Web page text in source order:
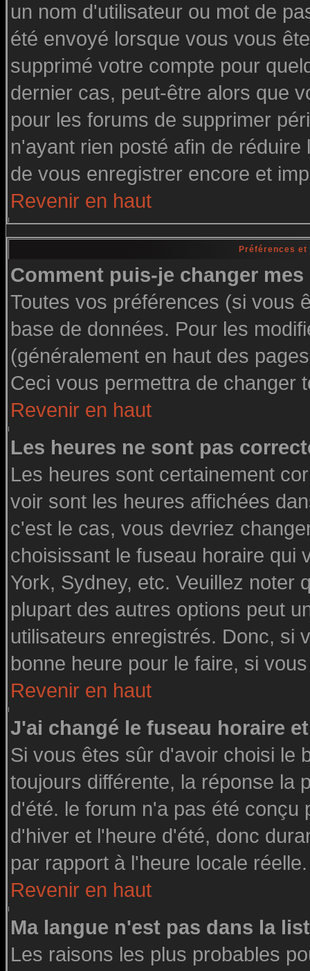
un nom d'utilisateur ou mot de
été envoyé lorsque vous vous
supprimé votre compte pour
dernier cas, peut-être alors que
pour les forums de supprimer
n'ayant rien posté afin de
de vous enregistrer encore et
Revenir en haut
Préférences
Comment puis-je changer
Toutes vos préférences (si vous
base de données. Pour les
(généralement en haut des
Ceci vous permettra de changer
Revenir en haut
Les heures ne sont pas
Les heures sont certainement
voir sont les heures affichées
c'est le cas, vous devriez
choisissant le fuseau horaire qui
York, Sydney, etc. Veuillez noter
plupart des autres options peut
utilisateurs enregistrés. Donc, si
bonne heure pour le faire, si
Revenir en haut
J'ai changé le fuseau horaire
Si vous êtes sûr d'avoir choisi le
toujours différente, la réponse la
d'été. le forum n'a pas été conçu
d'hiver et l'heure d'été, donc
par rapport à l'heure locale réelle.
Revenir en haut
Ma langue n'est pas dans la
Les raisons les plus probables